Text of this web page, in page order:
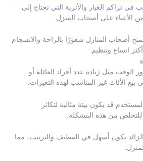
في تراكم الغبار والأتربة التي تحتاج إلى
الأعباء على أصحاب المنزل.
أصحاب المنازل شعورًا بالراحة والانسجام
اتساع وتنظيم.
الوقت مثل زيادة عدد أفراد العائلة أو
بيع الأثاث غير المناسب لهذه التغيرات.
قد يكون بيئة مثالية لتكاثر
من هذه المشكلة.
يكون أسهل في التنظيف والترتيب، مما